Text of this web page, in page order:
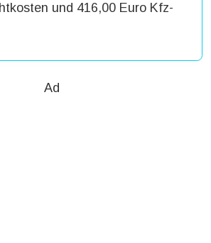
und 416,00 Euro Kfz-
Ad